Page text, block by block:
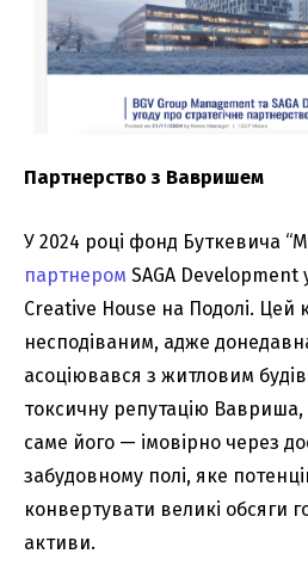
Партнерство з Вавришем
У 2024 році фонд Буткевича
партнером SAGA Development
Creative House на Подолі. Цей
несподіваним, адже
асоціювався з житловим
токсичну репутацію
саме його — імовірно через
забудовному полі, яке
конвертувати великі обсяги
активи.